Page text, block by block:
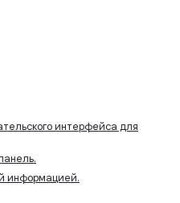
интерфейса для
информацией.